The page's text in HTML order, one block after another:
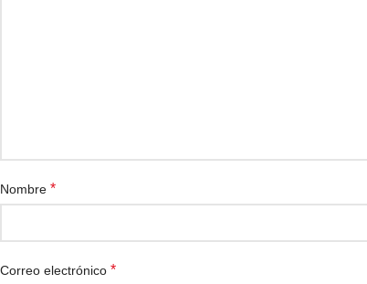
Nombre *
Correo electrónico *